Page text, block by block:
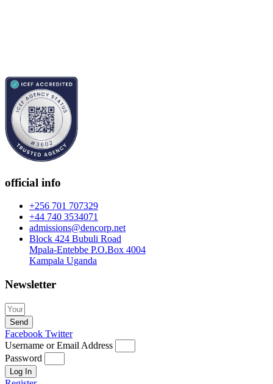
official info
+256 701 707329
+44 740 3534071
admissions@dencorp.net
Block 424 Bubuli Road
Mpala-Entebbe P.O.Box 4004
Kampala Uganda
Newsletter
Send
Facebook Twitter
Username or Email Address
Password
Log In